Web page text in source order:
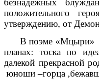
безнадежных
положительного
утверждению, от
В поэме «Мцыри»
планах: тоска по
далекой прекрасной
юноши –горца